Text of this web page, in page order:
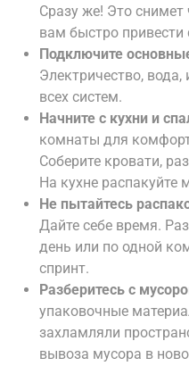
Сразу же! Это снимет
вам быстро привести
Подключите
Электричество, вода,
всех систем.
Начните с кухни и
комнаты для
Соберите кровати,
На кухне
Не пытайтесь
Дайте себе время.
день или по одной
спринт.
Разберитесь с
упаковочные
захламляли
вывоза мусора в